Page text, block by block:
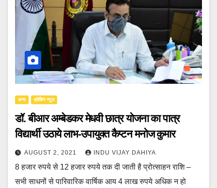
अन्य ब्रेकिंग न्यूज़
डॉ. बीआर अम्बेडकर मेधवी छात्र योजना का पात्र
विद्यार्थी उठाये लाभ-उपायुक्त कैप्टन मनोज कुमार
AUGUST 2, 2021 INDU VIJAY DAHIYA
8 हजार रुपये से 12 हजार रुपये तक दी जाती है प्रोत्साहन राशि –
सभी साधनों से पारिवारिक वार्षिक आय 4 लाख रुपये अधिक न हो